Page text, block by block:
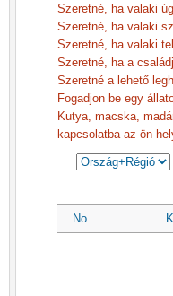
Szeretné, ha valaki
Szeretné, ha valaki
Szeretné, ha valaki
Szeretné, ha a
Szeretné a lehető
Fogadjon be egy
Kutya, macska,
kapcsolatba az ön
No